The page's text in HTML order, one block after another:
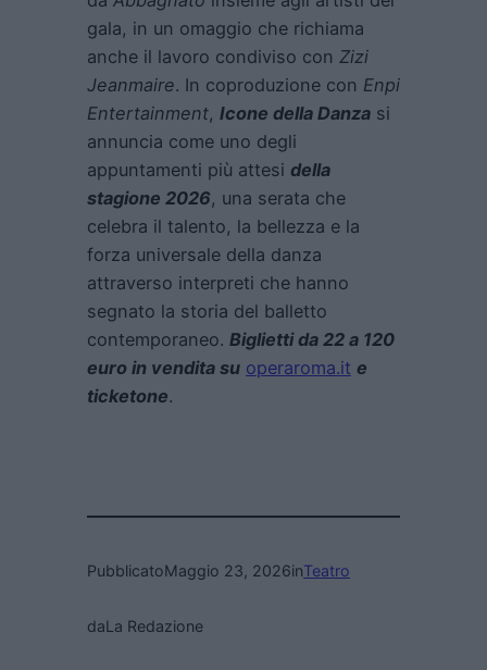
gala, in un omaggio che richiama
anche il lavoro condiviso con Zizi
Jeanmaire. In coproduzione con Enpi
Entertainment, Icone della Danza si
annuncia come uno degli
appuntamenti più attesi della
stagione 2026, una serata che
celebra il talento, la bellezza e la
forza universale della danza
attraverso interpreti che hanno
segnato la storia del balletto
contemporaneo. Biglietti da 22 a 120
euro in vendita su operaroma.it e
ticketone.
PubblicatoMaggio 23, 2026inTeatro
daLa Redazione